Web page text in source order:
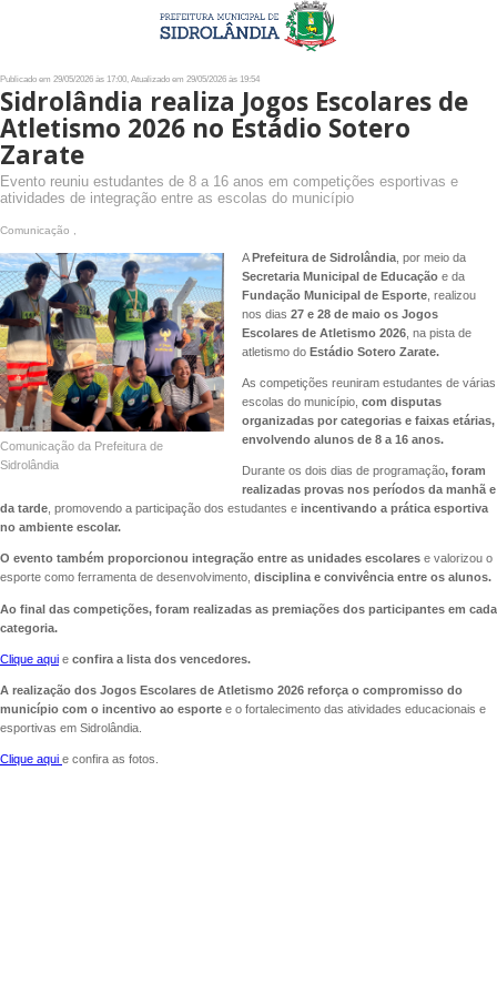
Publicado em 29/05/2026 às 17:00, Atualizado em 29/05/2026 às 19:54
Sidrolândia realiza Jogos Escolares de
Atletismo 2026 no Estádio Sotero
Zarate
Evento reuniu estudantes de 8 a 16 anos em competições esportivas e
atividades de integração entre as escolas do município
Comunicação ,
Comunicação da Prefeitura de
Sidrolândia
APrefeitura de Sidrolândia, por meio da
Secretaria Municipal de Educaçãoe da
Fundação Municipal de Esporte, realizou
nos dias 27 e 28 de maio os Jogos
Escolares de Atletismo 2026, na pista de
atletismo doEstádio Sotero Zarate.
As competições reuniram estudantes de várias
escolas do município, com disputas
organizadas por categorias e faixas etárias,
envolvendo alunos de 8 a 16 anos.
Durante os dois dias de programação, foram
realizadas provas nos períodos da manhã e
da tarde , promovendo a participação dos estudantes e incentivando a prática esportiva
no ambiente escolar.
O evento também proporcionou integração entre as unidades escolares e valorizou o
esporte como ferramenta de desenvolvimento, disciplina e convivência entre os alunos.
Ao final das competições, foram realizadas as premiações dos participantes em cada
categoria.
Clique aqui e confira a lista dos vencedores.
A realização dos Jogos Escolares de Atletismo 2026 reforça o compromisso do
município com o incentivo ao esporte e o fortalecimento das atividades educacionais e
esportivas em Sidrolândia.
Clique aqui e confira as fotos.